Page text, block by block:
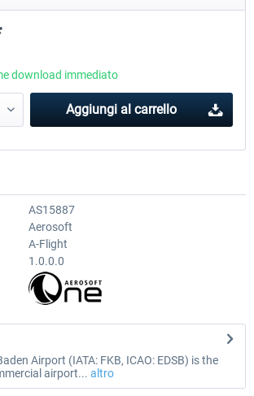
*
download immediato
Aggiungi al carrello
AS15887
Aerosoft
A-Flight
1.0.0.0
Airport (IATA: FKB, ICAO: EDSB) is the
airport... altro